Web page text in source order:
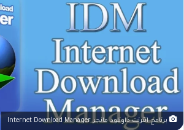
برنامج انترنت داونلود مانجر Internet Download Manager